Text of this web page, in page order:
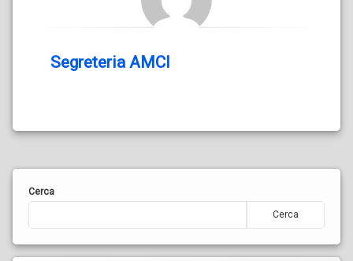
Segreteria AMCI
Cerca
Cerca